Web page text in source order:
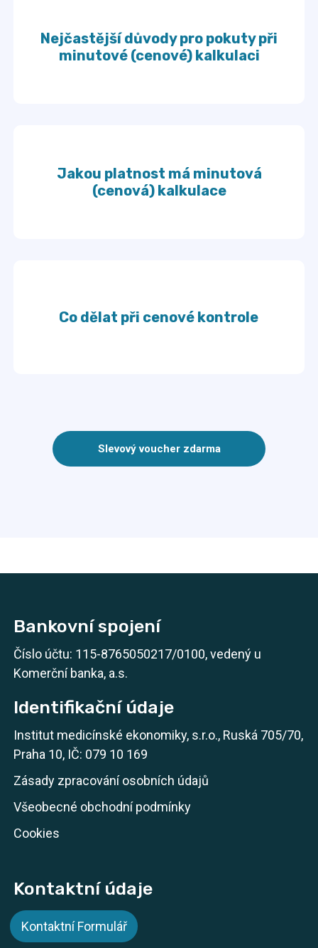
Nejčastější důvody pro pokuty při
minutové (cenové) kalkulaci
Jakou platnost má minutová
(cenová) kalkulace
Co dělat při cenové kontrole
Slevový voucher zdarma
Bankovní spojení
Číslo účtu: 115-8765050217/0100, vedený u
Komerční banka, a.s.
Identifikační údaje
Institut medicínské ekonomiky, s.r.o., Ruská 705/70,
Praha 10, IČ: 079 10 169
Zásady zpracování osobních údajů
Všeobecné obchodní podmínky
Cookies
Kontaktní údaje
Kontaktní Formulář